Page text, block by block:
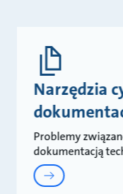
Narzędzia
Problemy
dokumentacją